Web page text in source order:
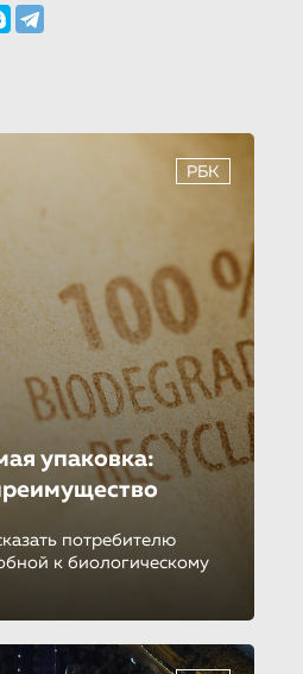
РБК
упаковка:
потребителю
к биологическому